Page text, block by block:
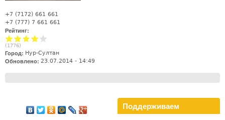
+7 (7172) 661 661
+7 (777) 7 661 661
Рейтинг:
(1776)
Город: Нур-Султан
Обновлено: 23.07.2014 - 14:49
Поддерживаем